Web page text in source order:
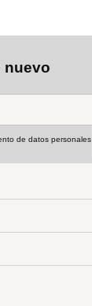
nuevo
de datos personales